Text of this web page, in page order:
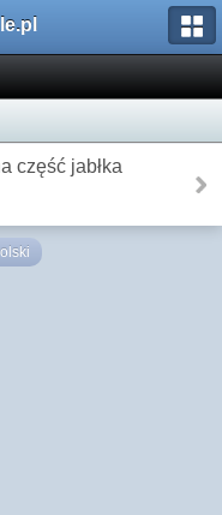
część jabłka